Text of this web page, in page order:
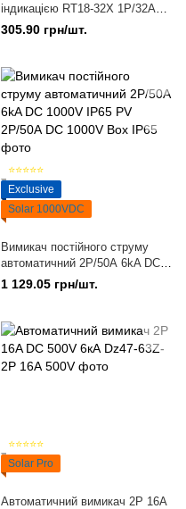
індикацією RT18-32X 1Р/32A
gPV + запобіжник 30А 10×38
1000V DC
305.90 грн/шт.
⭐⭐⭐⭐⭐
Exclusive
Solar 1000VDC
Вимикач постійного струму
автоматичний 2Р/50А 6kA DC
1000V IP65 PV
1 129.05 грн/шт.
⭐⭐⭐⭐⭐
Solar Pro
Автоматичний вимикач 2P 16A